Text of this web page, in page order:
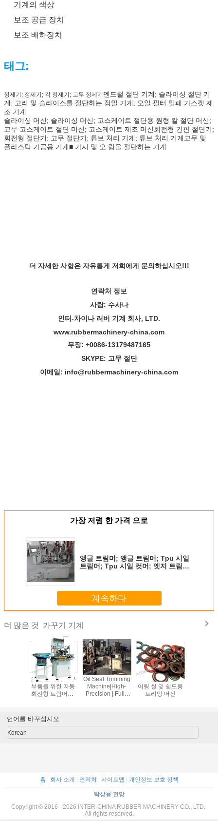
기계의 색상
보조 공급 장치
보조 배하장치
태그:
정제기; 정제기; 각 정제기; 고무 정제기 멘드럴 절단 기계; 슬라이싱 절단 기
계; 고리 및 슬라이스를 절단하는 정밀 기계; 오일 필터 밀폐 가스켓 제
조 기계
슬라이싱 머신; 슬라이싱 머신; 고스케이트 절단용 원형 칼 절단 머신;
고무 고스케이트 절단 머신; 고스케이트 제조 머신회전형 간판 절단기;
회전형 절단기; 고무 절단기; 튜브 처리 기계; 튜브 처리 기계고무 및
플라스틱 가공용 기계■ 가시 및 오 링을 절단하는 기계
더 자세한 사항은 자유롭게 저희에게 문의하십시오!!!
연락처 정보
사람: 수사나
인터-차이나 러버 기계 회사, LTD.
www.rubbermachinery-china.com
무장: +0086-13179487165
SKYPE: 고무 절단
이메일: info@rubbermachinery-china.com
가장 저렴 한 가격 으로
앵글 트림머; 앵글 트림머; Tpu 시일
트림머; Tpu 시일 컷머; 엣지 트림머;
계속하다
더 많은 것 가꾸기 기계
오일 밀폐 및 고무
부품을 위한 자동
회전형 트림머신;
림머신
Oil Seal Trimming
Machine|High-
Precision | Fully
사례 연구: 정밀 베
어링 씰 및 쉴드용
트리밍 머신
언어를 바꾸십시오
Korean
홈 회사 소개 연락처 사이트맵 개인정보 보호 정책
탁상용 전망
Copyright © 2016 - 2026 INTER-CHINA RUBBER MACHINERY CO., LTD..
All rights reserved.